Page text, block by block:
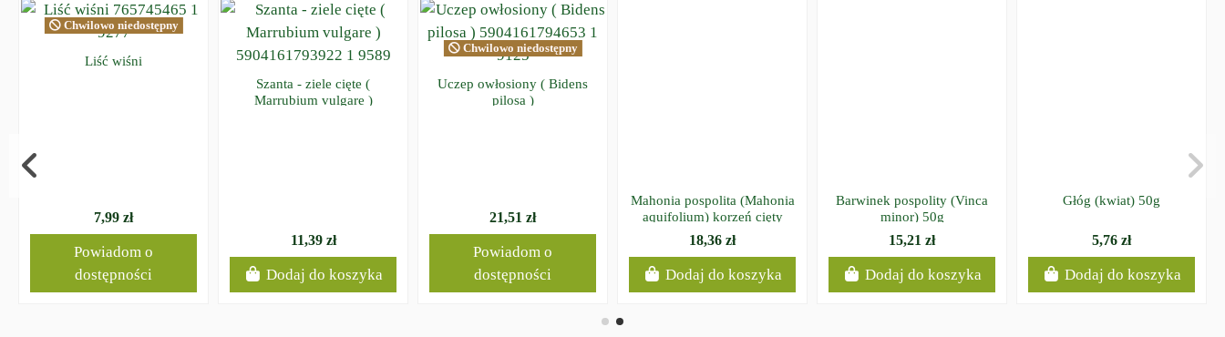
Chwilowo niedostępny
Liść wiśni
Szanta - ziele cięte (
Marrubium vulgare )
Chwilowo niedostępny
Uczep owłosiony ( Bidens
pilosa )